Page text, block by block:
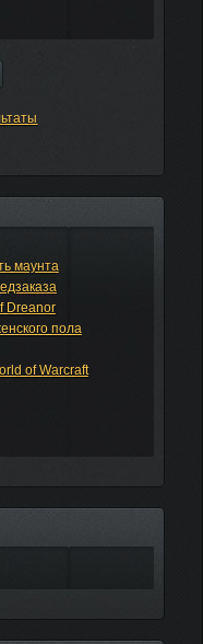
маунта
Dreanor
пола
of Warcraft